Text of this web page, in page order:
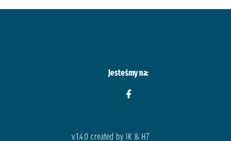
Jesteśmy na:
v.1.4.0 created by IK & H7